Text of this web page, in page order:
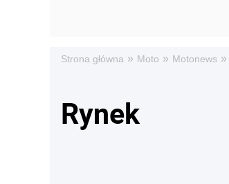
Strona główna » Moto » Motonews »
Rynek